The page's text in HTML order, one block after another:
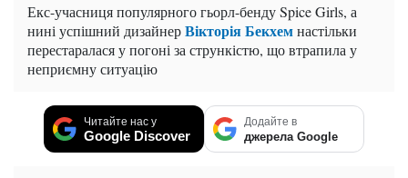
Екс-учасниця популярного гьорл-бенду Spice Girls, а
нині успішний дизайнерВікторія Бекхемнастільки
перестаралася у погоні за стрункістю, що втрапила у
неприємну ситуацію
Читайте нас у
Google Discover
Додайте в
джерела Google